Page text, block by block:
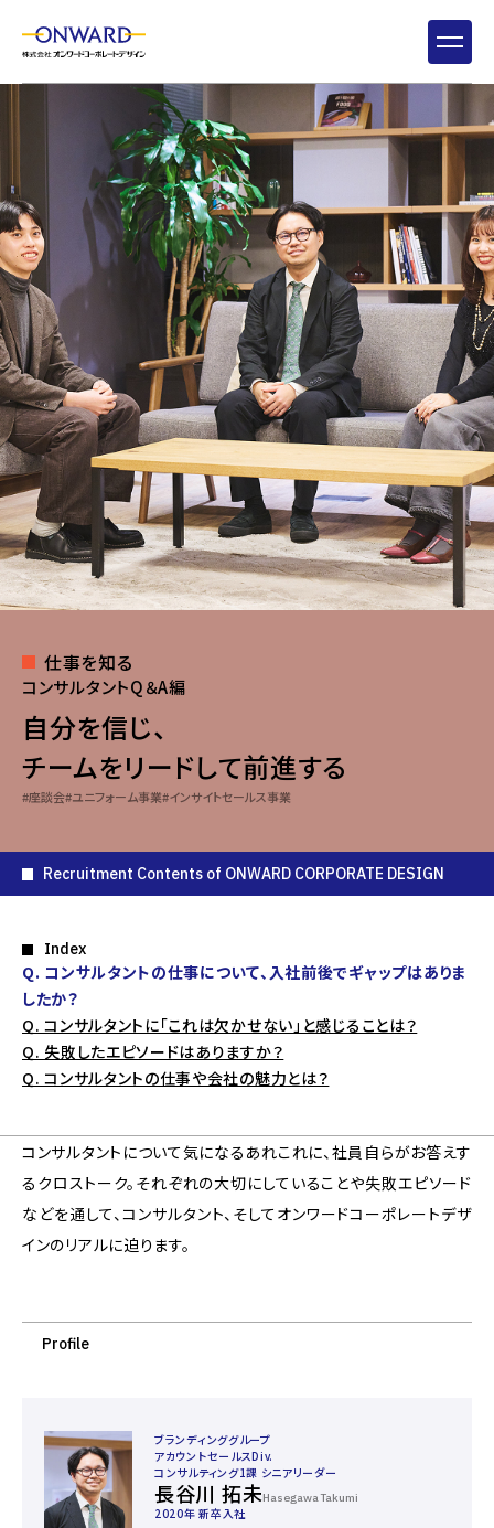
新卒採用
キャリア採用
会社を知る 15
仕事を知る 7
社員を知る 9
環境を知る 3
全て
スペースクリエイト事業
プロジェクトストーリー
インサイトセールス事業
Copyright(C) Onward Corporate Design CO., Ltd.
仕事を知る
コンサルタントQ＆A編
自分を信じ、
チームをリードして前進する
座談会 ユニフォーム事業 インサイトセールス事業
Recruitment Contents of ONWARD CORPORATE DESIGN
Index
Q. コンサルタントの仕事について、入社前後でギャップはありま
したか？
Q. コンサルタントに「これは欠かせない」と感じることは？
Q. 失敗したエピソードはありますか？
Q. コンサルタントの仕事や会社の魅力とは？
コンサルタントについて気になるあれこれに、社員自らがお答えす
るクロストーク。それぞれの大切にしていることや失敗エピソード
などを通して、コンサルタント、そしてオンワードコーポレートデザ
インのリアルに迫ります。
Profile
ブランディンググループ
アカウントセールスDiv.
コンサルティング1課 シニアリーダー
長谷川 拓未Hasegawa Takumi
2020年 新卒入社